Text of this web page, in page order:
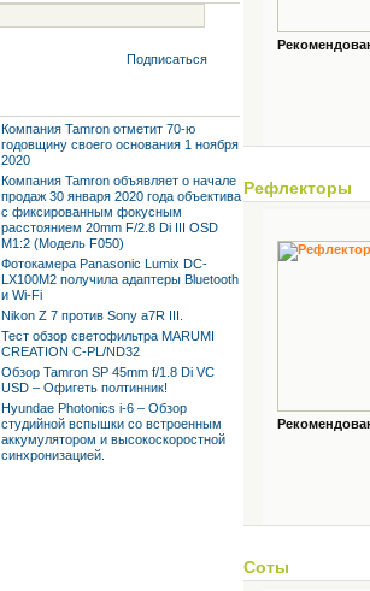
Подписаться
Компания Tamron отметит 70-ю
годовщину своего основания 1 ноября
2020
Компания Tamron объявляет о начале
продаж 30 января 2020 года объектива
с фиксированным фокусным
расстоянием 20mm F/2.8 Di III OSD
M1:2 (Модель F050)
Фотокамера Panasonic Lumix DC-
LX100M2 получила адаптеры Bluetooth
и Wi-Fi
Nikon Z 7 против Sony a7R III.
Тест обзор светофильтра MARUMI
CREATION C-PL/ND32
Обзор Tamron SP 45mm f/1.8 Di VC
USD – Офигеть полтинник!
Hyundae Photonics i-6 – Обзор
студийной вспышки со встроенным
аккумулятором и высокоскоростной
синхронизацией.
Рефлекторы
Соты